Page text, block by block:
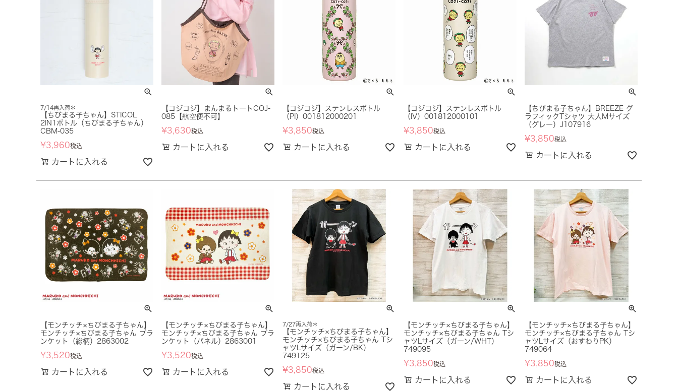
7/14再入荷＊
【ちびまる子ちゃん】STICOL
2IN1ボトル（ちびまる子ちゃん）
CBM-035
¥3,960税込
カートに入れる
【コジコジ】まんまるトートCOJ-
085【航空便不可】
¥3,630税込
カートに入れる
【コジコジ】ステンレスボトル
（PI）001812000201
¥3,850税込
カートに入れる
【コジコジ】ステンレスボトル
（IV）001812000101
¥3,850税込
カートに入れる
【ちびまる子ちゃん】BREEZE グ
ラフィックTシャツ 大人Mサイズ
（グレー）J107916
¥3,850税込
カートに入れる
【モンチッチ×ちびまる子ちゃん】
モンチッチ×ちびまる子ちゃん ブラ
ンケット（総柄）2863002
¥3,520税込
カートに入れる
【モンチッチ×ちびまる子ちゃん】
モンチッチ×ちびまる子ちゃん ブラ
ンケット（パネル）2863001
¥3,520税込
カートに入れる
7/27再入荷＊
【モンチッチ×ちびまる子ちゃん】
モンチッチ×ちびまる子ちゃん Tシ
ャツLサイズ（ガーン/BK）
749125
¥3,850税込
カートに入れる
【モンチッチ×ちびまる子ちゃん】
モンチッチ×ちびまる子ちゃん Tシ
ャツLサイズ（ガーン/WHT）
749095
¥3,850税込
カートに入れる
【モンチッチ×ちびまる子ちゃん】
モンチッチ×ちびまる子ちゃん Tシ
ャツLサイズ（おすわりPK）
749064
¥3,850税込
カートに入れる